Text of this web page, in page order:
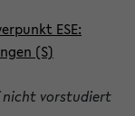
ESE:
(S)
nicht vorstudiert